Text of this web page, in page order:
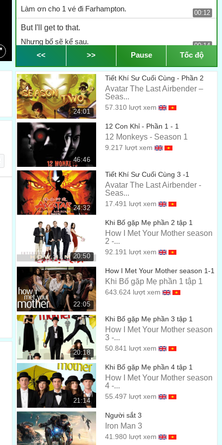
Làm ơn cho 1 vé đi Farhampton.
00:12
But I'll get to that.
Nhưng bố sẽ kể sau.
00:14
Cậu bóp còi ai thế? Cậu đấy
00:17
You're going 40 in a 65.
Cậu đi với tốc độ 40 trong đoạn đường 65km/h đấy.
Pick it up, Grandma!
Tăng tốc đi, bà quoại!
Look, I'm happy to rock it up into the 50s,
Này, tớ sẵn sàng tăng lên 50
but I'm gonna need a hand... or two.
nhưng tớ cần phải có 1 hoặc 2 tay....
Oh, no. Not the driving gloves.
Ôi, ko. Không phải bộ găng lái xe chứ.
In 99.9% of highway accidents,
99.9% các vụ tai nạn trên đường cao tốc
00:31
the driver was not wearing gloves.
là vì lái xe không chịu mang găng tay
Because they're stupid.
Vì nhìn rất ngu.
They don't help you drive better.
Chúng ko giúp cậu lái tốt hơn đâu.
00:36
That's why no one wears them.
Đó là lý do ko ma nào thèm mang cả.
Then why is it called... the glove compartment?
Vậy thì tại sao lại có cái gọi là "Hộp đựng găng tay"
<< >> Pause Tốc độ
24:01
Tiết Khí Sư Cuối Cùng - Phần 2
Avatar The Last Airbender –
Seas...
57.310 lượt xem
46:46
12 Con Khỉ - Phần 1 - 1
12 Monkeys - Season 1
9.217 lượt xem
24:32
Tiết Khí Sư Cuối Cùng 3 -1
Avatar The Last Airbender -
Seas...
17.491 lượt xem
20:50
Khi Bố gặp Mẹ phần 2 tập 1
How I Met Your Mother season
2 -...
92.191 lượt xem
22:05
How I Met Your Mother season 1-1
Khi Bố gặp Mẹ phần 1 tập 1
643.624 lượt xem
20:18
Khi Bố gặp Mẹ phần 3 tập 1
How I Met Your Mother season
3 -...
50.841 lượt xem
21:14
Khi Bố gặp Mẹ phần 4 tập 1
How I Met Your Mother season
4 -...
55.497 lượt xem
Người sắt 3
Iron Man 3
41.980 lượt xem